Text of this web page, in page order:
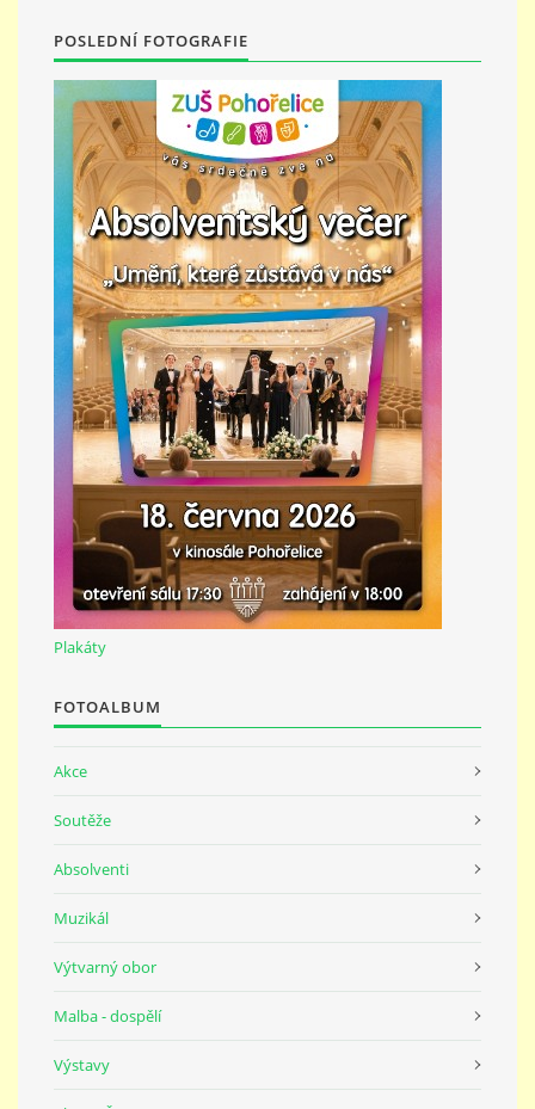
PŘÍMĚSTSKÝ TÁBOR
MISS VÝTVARNÝ MODEL
ZAMĚSTNÁNÍ
DOTACE
GDPR
ZUŠ Pohořelice
Školní 462
Pohořelice
691 23
POSLEDNÍ FOTOGRAFIE
Plakáty
FOTOALBUM
Akce
Soutěže
Absolventi
Muzikál
Výtvarný obor
Malba - dospělí
Výstavy